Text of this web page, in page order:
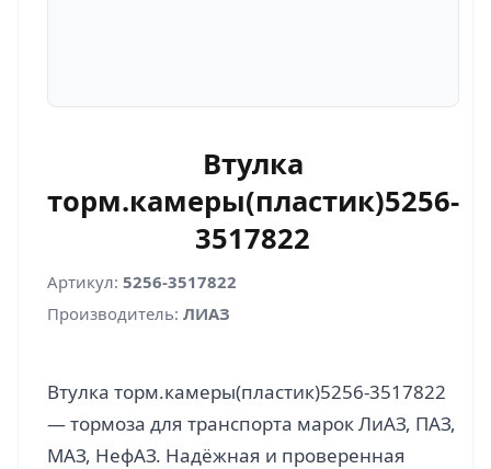
Втулка
торм.камеры(пластик)5256-
3517822
Артикул: 5256-3517822
Производитель: ЛИАЗ
Втулка торм.камеры(пластик)5256-3517822
— тормоза для транспорта марок ЛиАЗ, ПАЗ,
МАЗ, НефАЗ. Надёжная и проверенная